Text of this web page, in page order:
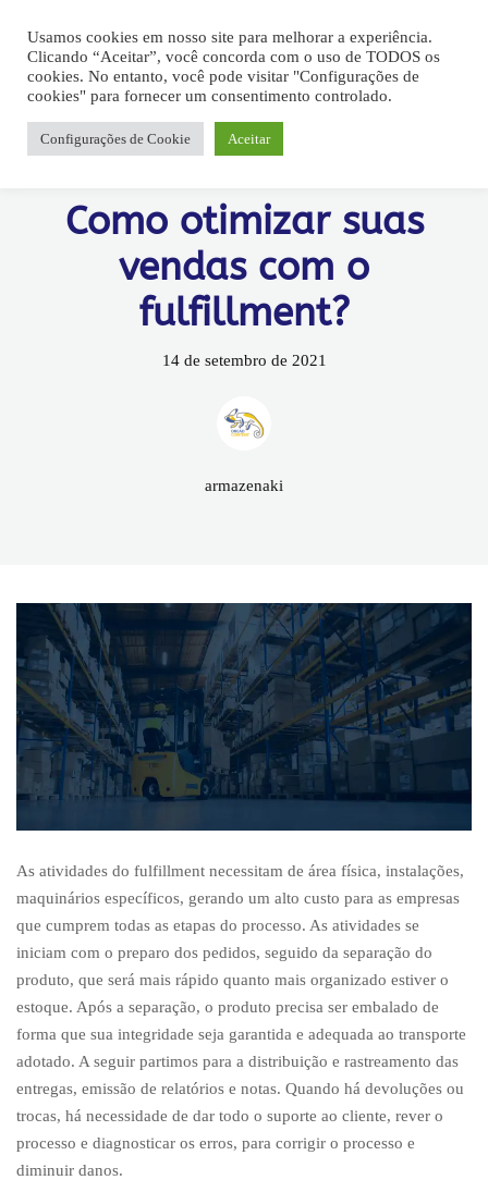
Como otimizar suas
vendas com o
fulfillment?
14 de setembro de 2021
armazenaki
As atividades do fulfillment necessitam de área física, instalações,
maquinários específicos, gerando um alto custo para as empresas
que cumprem todas as etapas do processo. As atividades se
iniciam com o preparo dos pedidos, seguido da separação do
produto, que será mais rápido quanto mais organizado estiver o
estoque. Após a separação, o produto precisa ser embalado de
forma que sua integridade seja garantida e adequada ao transporte
adotado. A seguir partimos para a distribuição e rastreamento das
entregas, emissão de relatórios e notas. Quando há devoluções ou
trocas, há necessidade de dar todo o suporte ao cliente, rever o
processo e diagnosticar os erros, para corrigir o processo e
diminuir danos.
Usamos cookies em nosso site para melhorar a experiência.
Clicando “Aceitar”, você concorda com o uso de TODOS os
cookies. No entanto, você pode visitar "Configurações de
cookies" para fornecer um consentimento controlado.
Configurações de Cookie Aceitar